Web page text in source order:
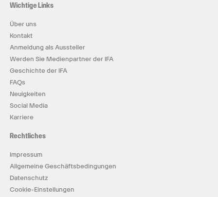
Wichtige Links
Über uns
Kontakt
Anmeldung als Aussteller
Werden Sie Medienpartner der IFA
Geschichte der IFA
FAQs
Neuigkeiten
Social Media
Karriere
Rechtliches
Impressum
Allgemeine Geschäftsbedingungen
Datenschutz
Cookie-Einstellungen